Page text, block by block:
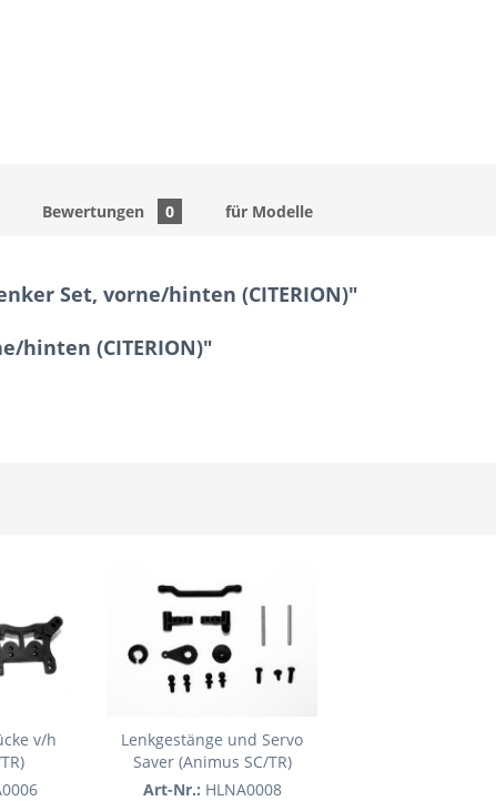
Bewertungen 0 für Modelle
Set, vorne/hinten (CITERION)"
hinten (CITERION)"
v/h
Lenkgestänge und Servo
Saver (Animus SC/TR)
Art-Nr.: HLNA0008